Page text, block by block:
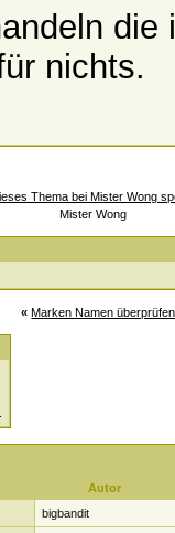
nichts.
Mister Wong
« Marken Namen
Autor
bigbandit